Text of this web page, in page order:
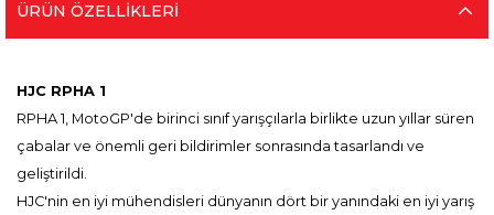
ÜRÜN ÖZELLIKLERI
HJC RPHA 1
RPHA 1, MotoGP'de birinci sınıf yarışçılarla birlikte uzun yıllar süren
çabalar ve önemli geri bildirimler sonrasında tasarlandı ve
geliştirildi.
HJC'nin en iyi mühendisleri dünyanın dört bir yanındaki en iyi yarış